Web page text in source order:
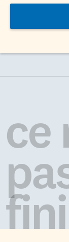
ce